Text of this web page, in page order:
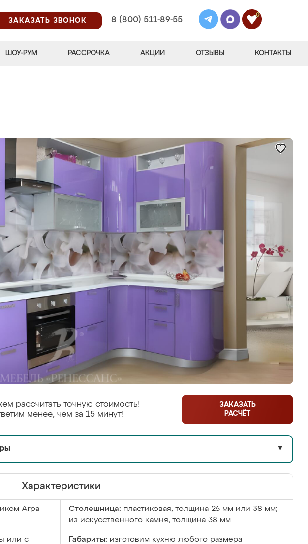
ЗАКАЗАТЬ ЗВОНОК
8 (800) 511-89-55
0
ШОУ-РУМ РАССРОЧКА АКЦИИ ОТЗЫВЫ КОНТАКТЫ
рассчитать точную стоимость!
менее, чем за 15 минут!
ЗАКАЗАТЬ
РАСЧЁТ
▼
Характеристики
Arpa
Столешница: пластиковая, толщина 26 мм или 38 мм;
из искусственного камня, толщина 38 мм
или с
Габариты: изготовим кухню любого размера